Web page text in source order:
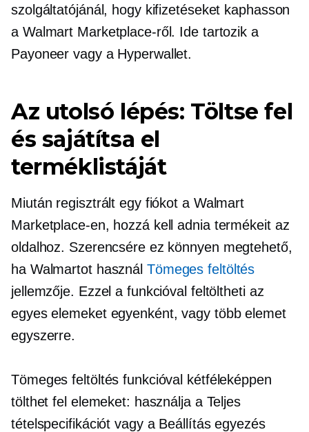
szolgáltatójánál, hogy kifizetéseket kaphasson
a Walmart Marketplace-ről. Ide tartozik a
Payoneer vagy a Hyperwallet.
Az utolsó lépés: Töltse fel
és sajátítsa el
terméklistáját
Miután regisztrált egy fiókot a Walmart
Marketplace-en, hozzá kell adnia termékeit az
oldalhoz. Szerencsére ez könnyen megtehető,
ha Walmartot használ Tömeges feltöltés
jellemzője. Ezzel a funkcióval feltöltheti az
egyes elemeket egyenként, vagy több elemet
egyszerre.
Tömeges feltöltés funkcióval kétféleképpen
tölthet fel elemeket: használja a Teljes
tételspecifikációt vagy a Beállítás egyezés